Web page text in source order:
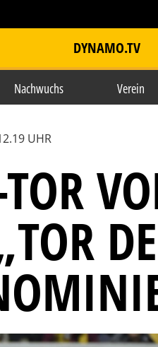
DYNAMO.TV
Nachwuchs Verein
UHR